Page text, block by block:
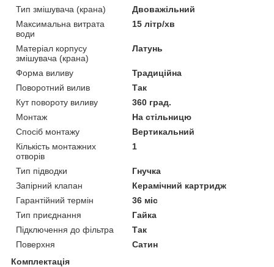
Тип змішувача (крана)
Двоважільний
Максимальна витрата
води
15 літр/хв
Матеріал корпусу
змішувача (крана)
Латунь
Форма виливу
Традиційна
Поворотний вилив
Так
Кут повороту виливу
360 град.
Монтаж
На стільницю
Спосіб монтажу
Вертикальний
Кількість монтажних
отворів
1
Тип підводки
Гнучка
Запірний клапан
Керамічний картридж
Гарантійний термін
36 міс
Тип приєднання
Гайка
Підключення до фільтра
Так
Поверхня
Сатин
Комплектація